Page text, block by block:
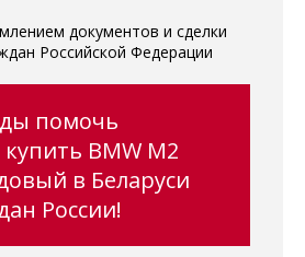
документов и сделки
Российской Федерации
помочь
BMW M2
в Беларуси
России!